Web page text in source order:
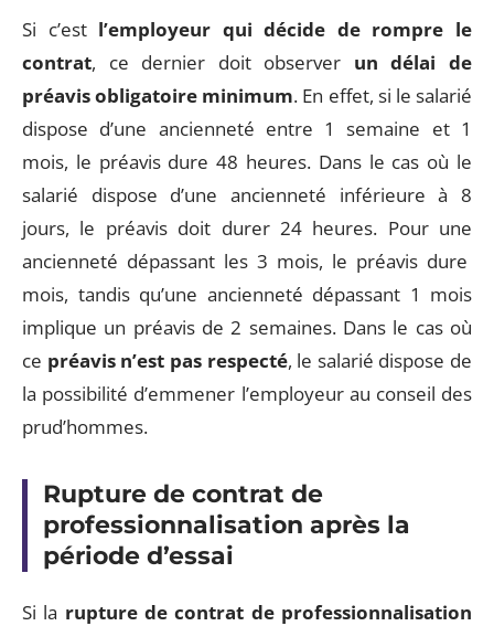
Si c’est l’employeur qui décide de rompre le
contrat, ce dernier doit observer un délai de
préavis obligatoire minimum. En effet, si le salarié
dispose d’une ancienneté entre 1 semaine et 1
mois, le préavis dure 48 heures. Dans le cas où le
salarié dispose d’une ancienneté inférieure à 8
jours, le préavis doit durer 24 heures. Pour une
ancienneté dépassant les 3 mois, le préavis dure
mois, tandis qu’une ancienneté dépassant 1 mois
implique un préavis de 2 semaines. Dans le cas où
ce préavis n’est pas respecté, le salarié dispose de
la possibilité d’emmener l’employeur au conseil des
prud’hommes.
Rupture de contrat de
professionnalisation après la
période d’essai
Si la rupture de contrat de professionnalisation